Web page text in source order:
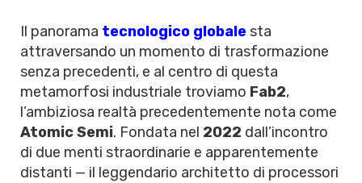
Il panorama tecnologico globale sta
attraversando un momento di trasformazione
senza precedenti, e al centro di questa
metamorfosi industriale troviamo Fab2,
l’ambiziosa realtà precedentemente nota come
Atomic Semi. Fondata nel 2022 dall’incontro
di due menti straordinarie e apparentemente
distanti — il leggendario architetto di processori